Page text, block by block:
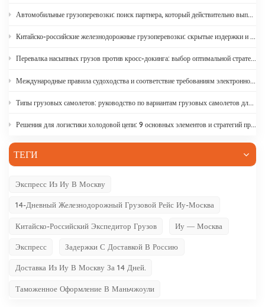
Автомобильные грузоперевозки: поиск партнера, который действительно выполняет заказы.
Китайско-российские железнодорожные грузоперевозки: скрытые издержки и способы их избежать.
Перевалка насыпных грузов против кросс-докинга: выбор оптимальной стратегии доставки
Решения для логистики холодовой цепи: 9 основных элементов и стратегий проектирования
ТЕГИ
Экспресс Из Иу В Москву
14-Дневный Железнодорожный Грузовой Рейс Иу-Москва
Китайско-Российский Экспедитор Грузов Иу — Москва
Экспресс Задержки С Доставкой В ​​Россию
Доставка Из Иу В Москву За 14 Дней.
Таможенное Оформление В Маньчжоули